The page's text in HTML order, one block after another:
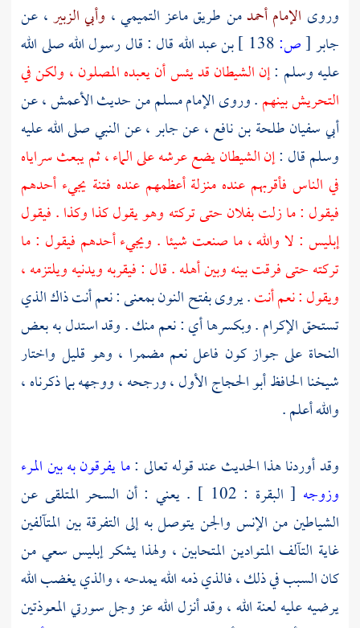
وروى الإمام أحمدمن طريقماعز التميمي، وأبي الزبير، عن
جابر[ص: بن عبد اللهقال : قال رسول الله صلى الله
عليه وسلم :إن الشيطان قد يئس أن يعبده المصلون ، ولكن في
التحريش بينهم. وروى الإماممسلممن حديثالأعمش، عن
أبي سفيان طلحة بن نافع، عنجابر، عن النبي صلى الله عليه
وسلم قال :إن الشيطان يضع عرشه على الماء ، ثم يبعث سراياه
في الناس فأقربهم عنده منزلة أعظمهم عنده فتنة يجيء أحدهم
فيقول : ما زلت بفلان حتى تركته وهو يقول كذا وكذا . فيقول
إبليس : لا والله ، ما صنعت شيئا . ويجيء أحدهم فيقول : ما
تركته حتى فرقت بينه وبين أهله . قال : فيقربه ويدنيه ويلتزمه ،
ويقول : نعم أنت. يروى بفتح النون بمعنى : نعم أنت ذاك الذي
تستحق الإكرام . وبكسرها أي : نعم منك . وقد استدل به بعض
النحاة على جواز كون فاعل نعم مضمرا ، وهو قليل واختار
شيخنا الحافظأبو الحجاجالأول ، ورجحه ، ووجهه بما ذكرناه ،
والله أعلم .
وقد أوردنا هذا الحديث عند قوله تعالى :ما يفرقون به بين المرء
وزوجه
[ البقرة : 102 ] . يعني : أن السحر المتلقى عن
الشياطين من الإنس والجن يتوصل به إلى التفرقة بين المتآلفين
غاية التآلف المتوادين المتحابين ، ولهذا يشكر إبليس سعي من
كان السبب في ذلك ، فالذي ذمه الله يمدحه ، والذي يغضب الله
يرضيه عليه لعنة الله ، وقد أنزل الله عز وجل سورتي المعوذتين